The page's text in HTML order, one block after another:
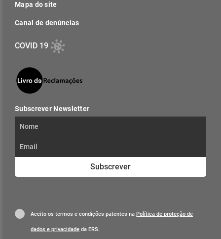
Mapa do site
Canal de denúncias
COVID 19
Subscrever Newsletter
Subscrever
Aceito os termos e condições patentes naPolítica de proteção de
dados e privacidade da ERS.